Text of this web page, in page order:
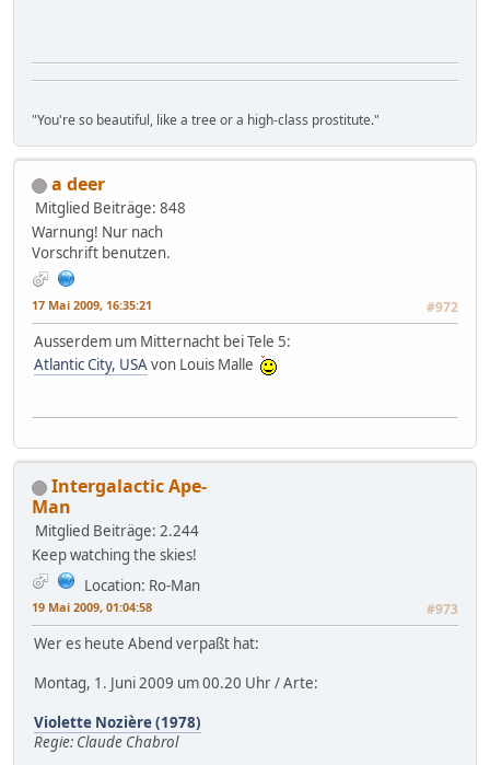
"You're so beautiful, like a tree or a high-class prostitute."
a deer
Mitglied Beiträge: 848
Warnung! Nur nach
Vorschrift benutzen.
17 Mai 2009, 16:35:21 #972
Ausserdem um Mitternacht bei Tele 5:
Atlantic City, USAvon Louis Malle
Intergalactic Ape-
Man
Mitglied Beiträge: 2.244
Keep watching the skies!
Location: Ro-Man
19 Mai 2009, 01:04:58 #973
Wer es heute Abend verpaßt hat:
Montag, 1. Juni 2009 um 00.20 Uhr / Arte:
Violette Nozière (1978)
Regie: Claude Chabrol